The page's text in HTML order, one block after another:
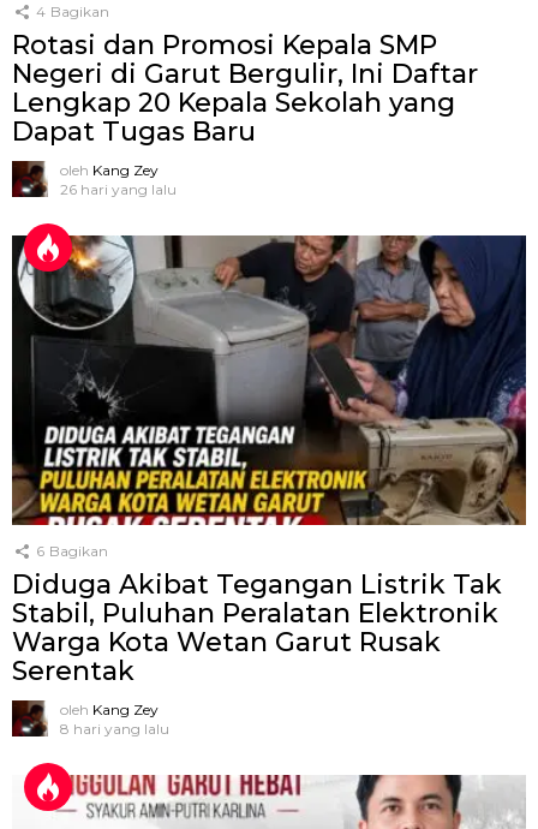
4 Bagikan
Rotasi dan Promosi Kepala SMP
Negeri di Garut Bergulir, Ini Daftar
Lengkap 20 Kepala Sekolah yang
Dapat Tugas Baru
oleh Kang Zey
26 hari yang lalu
6 Bagikan
Diduga Akibat Tegangan Listrik Tak
Stabil, Puluhan Peralatan Elektronik
Warga Kota Wetan Garut Rusak
Serentak
oleh Kang Zey
8 hari yang lalu